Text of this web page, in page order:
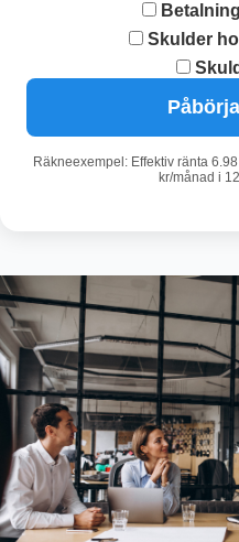
Skulder
Räkneexempel: Effektiv ränta
kr/månad i